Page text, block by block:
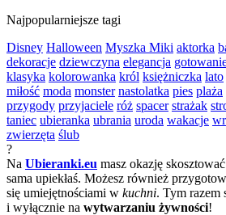
Najpopularniejsze tagi
Disney Halloween Myszka Miki aktorka
dekoracje dziewczyna elegancja
klasyka kolorowanka król księżniczka lato
miłość moda monster nastolatka pies plaża
przygody przyjaciele róż spacer strażak
taniec ubieranka ubrania uroda wakacje
zwierzęta ślub
?
Na Ubieranki.eu masz okazję skosztować
sama upiekłaś. Możesz również
się umiejętnościami w kuchni. Tym razem
i wyłącznie na wytwarzaniu żywności!